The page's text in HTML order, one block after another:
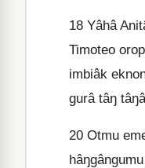
18 Yâhâ
Timoteo
imbiâk
gurâ tâŋ
20 Otmu